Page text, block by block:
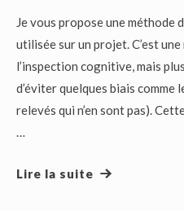
Je vous propose une méthode
utilisée sur un projet. C’est
l’inspection cognitive, mais
d’éviter quelques biais
relevés qui n’en sont pas).
…
Lire la suite